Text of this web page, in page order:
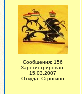
Сообщения: 156
Зарегистрирован:
15.03.2007
Откуда: Строгино